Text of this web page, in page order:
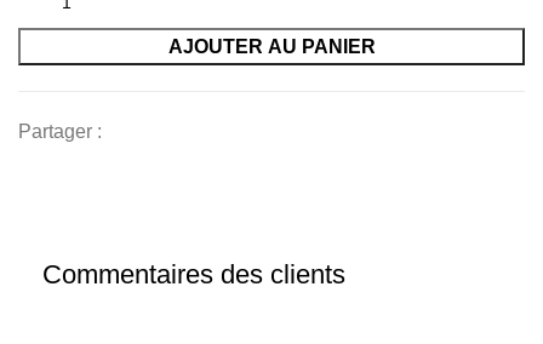
était :
est :
AJOUTER AU PANIER
Partager :
Commentaires des clients